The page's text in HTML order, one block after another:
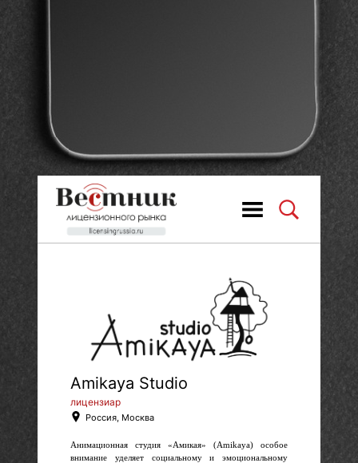
Amikaya Studio
лицензиар
Россия, Москва
Анимационная студия «Амикая» (Amikaya) особое
внимание уделяет социальному и эмоциональному